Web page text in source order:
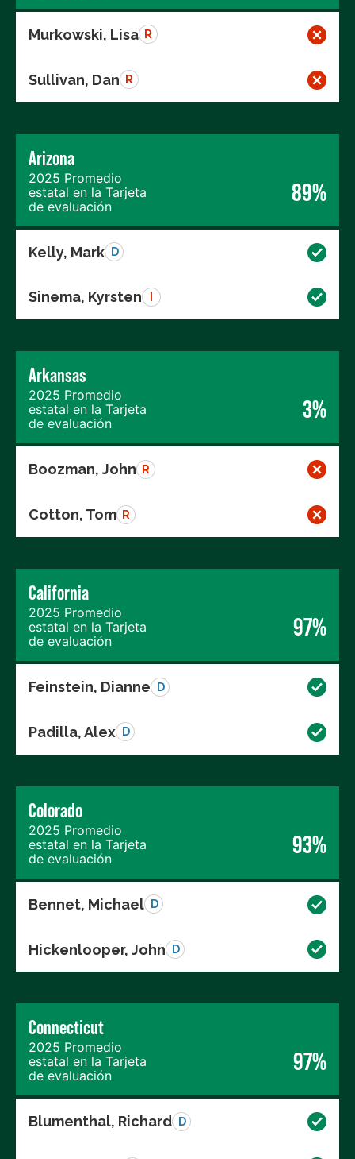
Murkowski, Lisa R
Sullivan, Dan R
Arizona
2025 Promedio
estatal en la Tarjeta
de evaluación
89%
Kelly, Mark D
Sinema, Kyrsten
Arkansas
2025 Promedio
estatal en la Tarjeta
de evaluación
3%
Boozman, John R
Cotton, Tom R
California
2025 Promedio
estatal en la Tarjeta
de evaluación
97%
Feinstein, Dianne D
Padilla, Alex D
Colorado
2025 Promedio
estatal en la Tarjeta
de evaluación
93%
Bennet, Michael D
Hickenlooper, John D
Connecticut
2025 Promedio
estatal en la Tarjeta
de evaluación
97%
Blumenthal, Richard D